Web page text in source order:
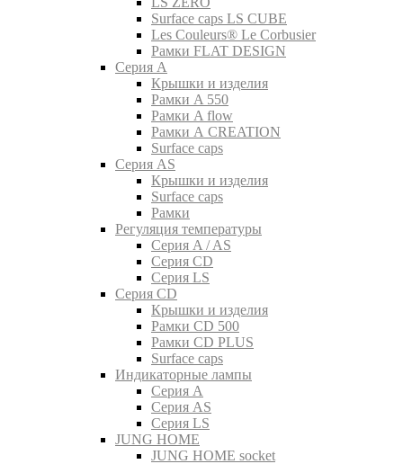
Surface caps LS CUBE
Les Couleurs® Le Corbusier
Рамки FLAT DESIGN
Серия A
Крышки и изделия
Рамки A 550
Рамки A flow
Рамки A CREATION
Surface caps
Серия AS
Крышки и изделия
Surface caps
Рамки
Регуляция температуры
Серия A / AS
Серия CD
Серия LS
Серия CD
Крышки и изделия
Рамки CD 500
Рамки CD PLUS
Surface caps
Индикаторные лампы
Серия A
Серия AS
Серия LS
JUNG HOME
JUNG HOME socket